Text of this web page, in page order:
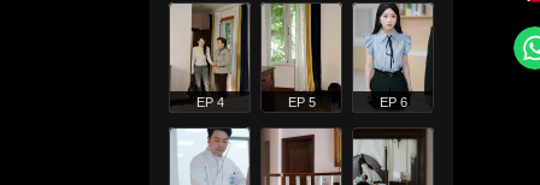
EP 4 EP 5 EP 6